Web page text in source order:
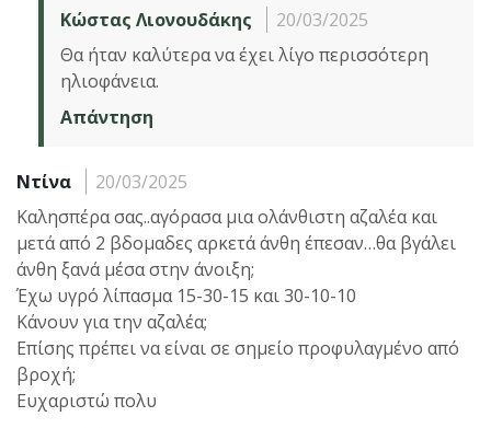
Κώστας Λιονουδάκης
20/03/2025
Θα ήταν καλύτερα να έχει λίγο περισσότερη
ηλιοφάνεια.
Απάντηση
Ντίνα
20/03/2025
Καλησπέρα σας..αγόρασα μια ολάνθιστη αζαλέα και
μετά από 2 βδομαδες αρκετά άνθη έπεσαν…θα βγάλει
άνθη ξανά μέσα στην άνοιξη;
Έχω υγρό λίπασμα 15-30-15 και 30-10-10
Κάνουν για την αζαλέα;
Επίσης πρέπει να είναι σε σημείο προφυλαγμένο από
βροχή;
Ευχαριστώ πολυ